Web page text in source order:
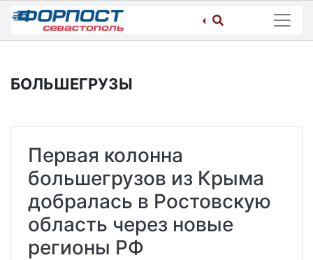
Skip
content
БОЛЬШЕГРУЗЫ
Первая колонна
большегрузов из Крыма
добралась в Ростовскую
область через новые
регионы РФ